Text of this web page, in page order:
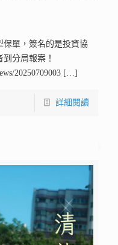
保單，簽名的是投資協
分局報案！
20250709003[…]
詳細閱讀